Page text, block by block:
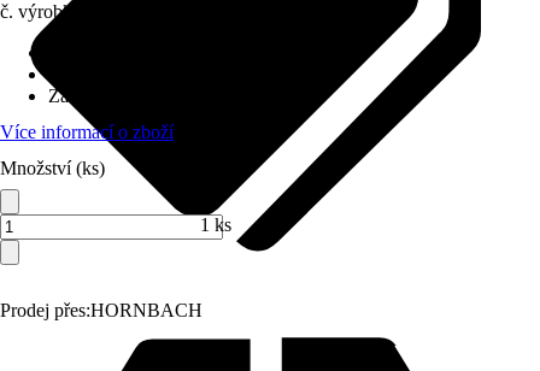
Prodej přes:HORNBACH
č. výrobku
Zatížení sněhem
Více informací o zboží
Množství (ks)
1 ks